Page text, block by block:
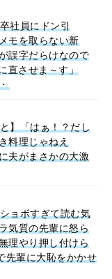
社員にドン引
モを取らない新
誤字だらけなので
させま～す」
】「はぁ！？だし
料理じゃねえ
夫がまさかの大激
ョボすぎて読む気
気質の先輩に怒ら
理やり押し付けら
先輩に大恥をかかせ